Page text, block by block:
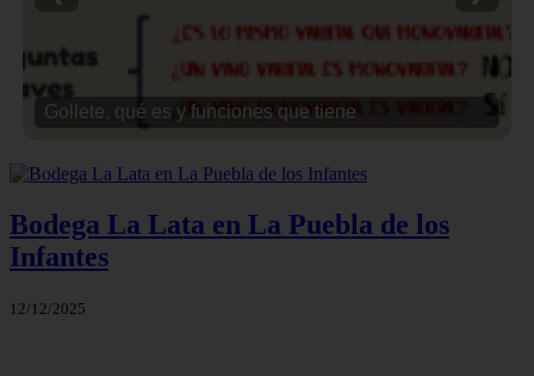
Gollete, qué es y funciones que tiene
Bodega La Lata en La Puebla de los
Infantes
12/12/2025